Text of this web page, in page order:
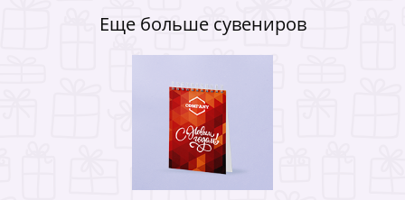
Еще больше сувениров